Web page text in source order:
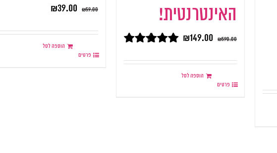
האינטרנטית!
מתוך 5
₪590.00
₪149.00
הוספה לסל
פרטים
₪59.00
₪39.00
הוספה לסל
פרטים